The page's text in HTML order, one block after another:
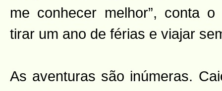
me conhecer melhor”, conta
tirar um ano de férias e viajar
As aventuras são inúmeras.